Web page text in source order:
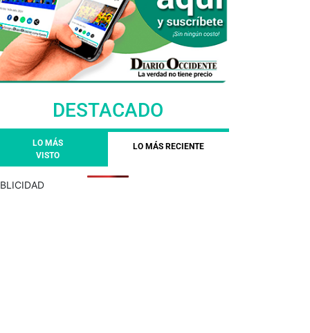
DESTACADO
LO MÁS
VISTO
LO MÁS RECIENTE